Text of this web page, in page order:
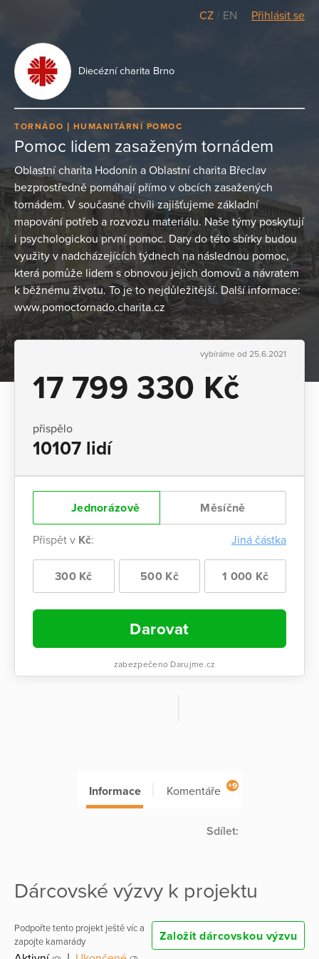
CZ / EN Přihlásit se
Diecézní charita Brno
TORNÁDO HUMANITÁRNÍ POMOC
Pomoc lidem zasaženým tornádem
Oblastní charita Hodonín a Oblastní charita Břeclav
bezprostředně pomáhají přímo v obcích zasažených
tornádem. V současné chvíli zajišťujeme základní
mapování potřeb a rozvozu materiálu. Naše týmy poskytují
i psychologickou první pomoc. Dary do této sbírky budou
využity v nadcházejících týdnech na následnou pomoc,
která pomůže lidem s obnovou jejich domovů a návratem
k běžnému životu. To je to nejdůležitější. Další informace:
www.pomoctornado.charita.cz
vybíráme od 25.6.2021
17 799 330 Kč
přispělo
10107 lidí
Jednorázově Měsíčně
Přispět v Kč: Jiná částka
300 Kč 500 Kč 1 000 Kč
Darovat
zabezpečeno Darujme.cz
Informace Komentáře +9
Sdílet:
Dárcovské výzvy k projektu
Podpořte tento projekt ještě víc a
zapojte kamarády
Založit dárcovskou výzvu